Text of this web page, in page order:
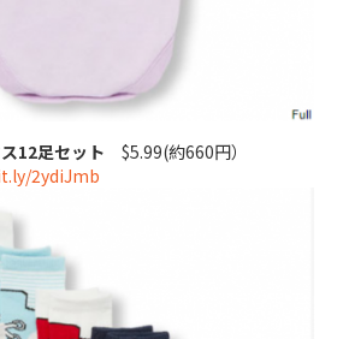
12足セット $5.99(約660円）
2ydiJmb